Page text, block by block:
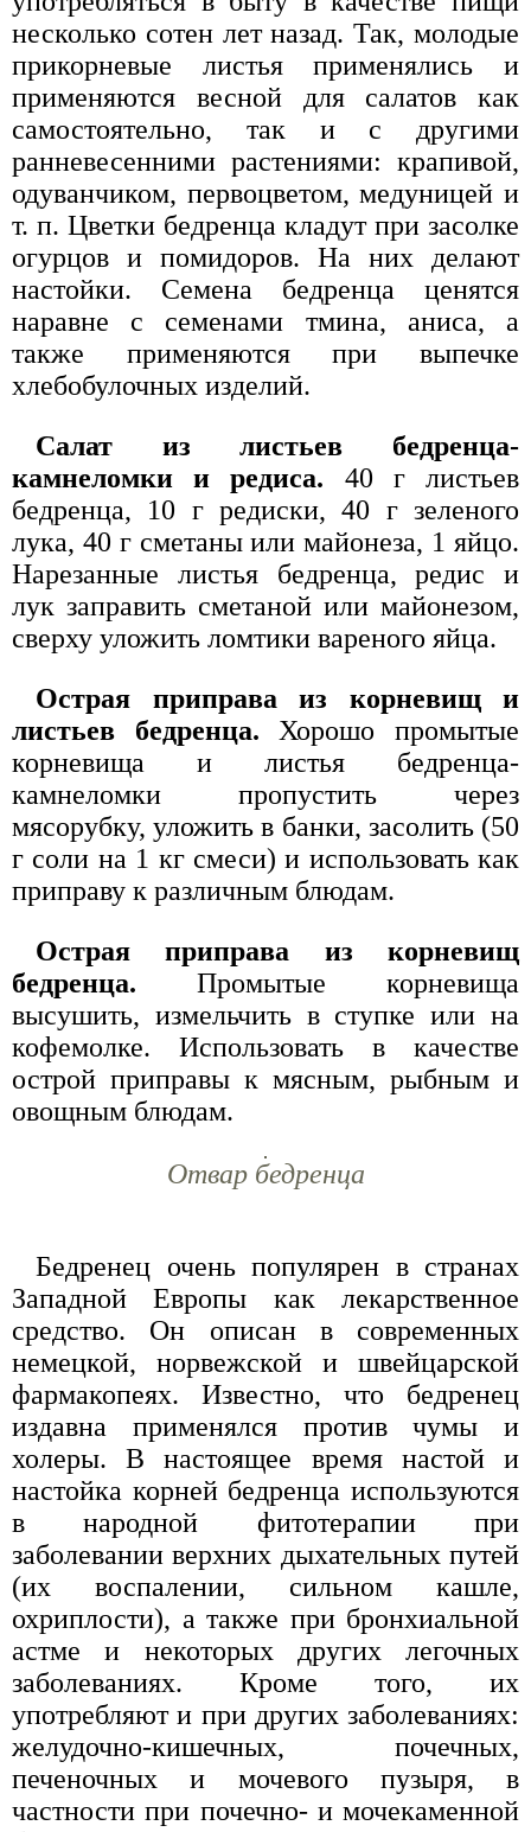
несколько сотен лет назад. Так, молодые
прикорневые листья применялись и
применяются весной для салатов как
самостоятельно, так и с другими
ранневесенними растениями: крапивой,
одуванчиком, первоцветом, медуницей и
т. п. Цветки бедренца кладут при засолке
огурцов и помидоров. На них делают
настойки. Семена бедренца ценятся
наравне с семенами тмина, аниса, а
также применяются при выпечке
хлебобулочных изделий.
Салат из листьев бедренца-
камнеломки и редиса. 40 г листьев
бедренца, 10 г редиски, 40 г зеленого
лука, 40 г сметаны или майонеза, 1 яйцо.
Нарезанные листья бедренца, редис и
лук заправить сметаной или майонезом,
сверху уложить ломтики вареного яйца.
Острая приправа из корневищ и
листьев бедренца. Хорошо промытые
корневища и листья бедренца-
камнеломки пропустить через
мясорубку, уложить в банки, засолить (50
г соли на 1 кг смеси) и использовать как
приправу к различным блюдам.
Острая приправа из корневищ
бедренца. Промытые корневища
высушить, измельчить в ступке или на
кофемолке. Использовать в качестве
острой приправы к мясным, рыбным и
овощным блюдам.
Отвар бедренца
Бедренец очень популярен в странах
Западной Европы как лекарственное
средство. Он описан в современных
немецкой, норвежской и швейцарской
фармакопеях. Известно, что бедренец
издавна применялся против чумы и
холеры. В настоящее время настой и
настойка корней бедренца используются
в народной фитотерапии при
заболевании верхних дыхательных путей
(их воспалении, сильном кашле,
охриплости), а также при бронхиальной
астме и некоторых других легочных
заболеваниях. Кроме того, их
употребляют и при других заболеваниях:
желудочно-кишечных, почечных,
печеночных и мочевого пузыря, в
частности при почечно- и мочекаменной